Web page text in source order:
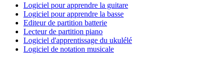
Logiciel pour apprendre la guitare
Logiciel pour apprendre la basse
Editeur de partition batterie
Lecteur de partition piano
Logiciel d'apprentissage du ukulélé
Logiciel de notation musicale